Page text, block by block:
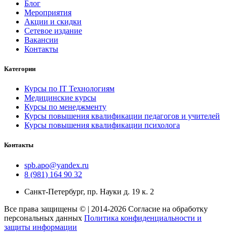
Блог
Мероприятия
Акции и скидки
Сетевое издание
Вакансии
Контакты
Категории
Курсы по IT Технологиям
Медицинские курсы
Курсы по менеджменту
Курсы повышения квалификации педагогов и учителей
Курсы повышения квалификации психолога
Контакты
spb.apo@yandex.ru
8 (981) 164 90 32
Санкт-Петербург, пр. Науки д. 19 к. 2
Все права защищены © | 2014-2026 Согласие на обработку
персональных данных Политика конфиденциальности и
защиты информации